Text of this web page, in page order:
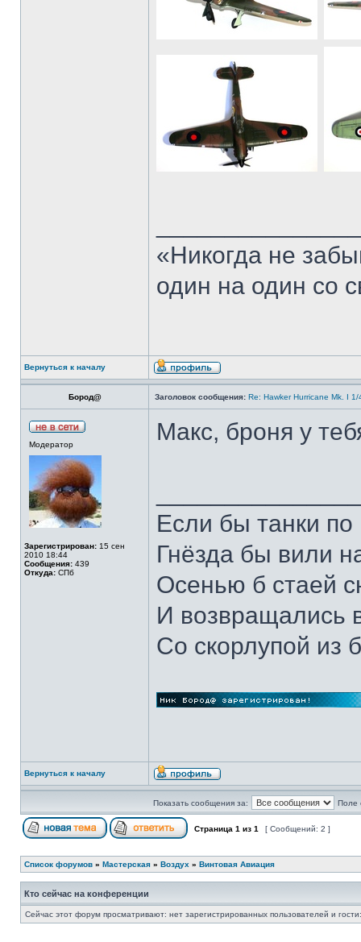
«Никогда не
один на один со
Вернуться к началу
Бород@ Заголовок сообщения: Re: Hawker Hurricane Mk. I 1/
Модератор
Зарегистрирован: 15 сен
2010 18:44
Сообщения: 439
Откуда: СПб
Макс, броня у
Если бы танки по
Гнёзда бы вили
Осенью б стаей
И возвращались
Со скорлупой из
Вернуться к началу
Показать сообщения за: Поле
Страница 1 из 1 [ Сообщений: 2 ]
Список форумов » Мастерская » Воздух » Винтовая Авиация
Кто сейчас на конференции
Сейчас этот форум просматривают: нет зарегистрированных пользователей и